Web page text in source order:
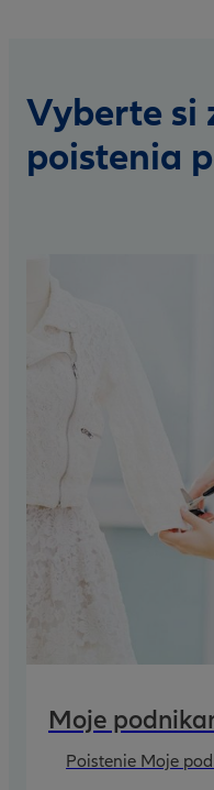
Vyberte si
poistenia
Moje
Poistenie Moje